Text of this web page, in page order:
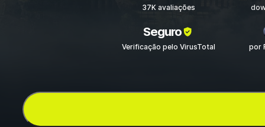
37K avaliações
Seguro
Verificação pelo VirusTotal por